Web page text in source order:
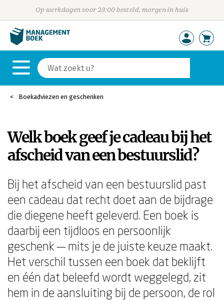
Op werkdagen voor 23:00 besteld, morgen in huis
Boekadviezen en geschenken
Welk boek geef je cadeau bij het
afscheid van een bestuurslid?
Bij het afscheid van een bestuurslid past
een cadeau dat recht doet aan de bijdrage
die diegene heeft geleverd. Een boek is
daarbij een tijdloos en persoonlijk
geschenk — mits je de juiste keuze maakt.
Het verschil tussen een boek dat beklijft
en één dat beleefd wordt weggelegd, zit
hem in de aansluiting bij de persoon, de rol